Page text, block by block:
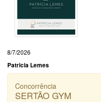
8/7/2026
Patricia Lemes
Concorrência
SERTÃO GYM